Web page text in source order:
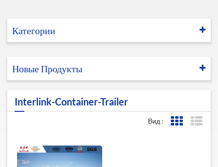
Категории
Новые Продукты
Interlink-Container-Trailer
Вид :